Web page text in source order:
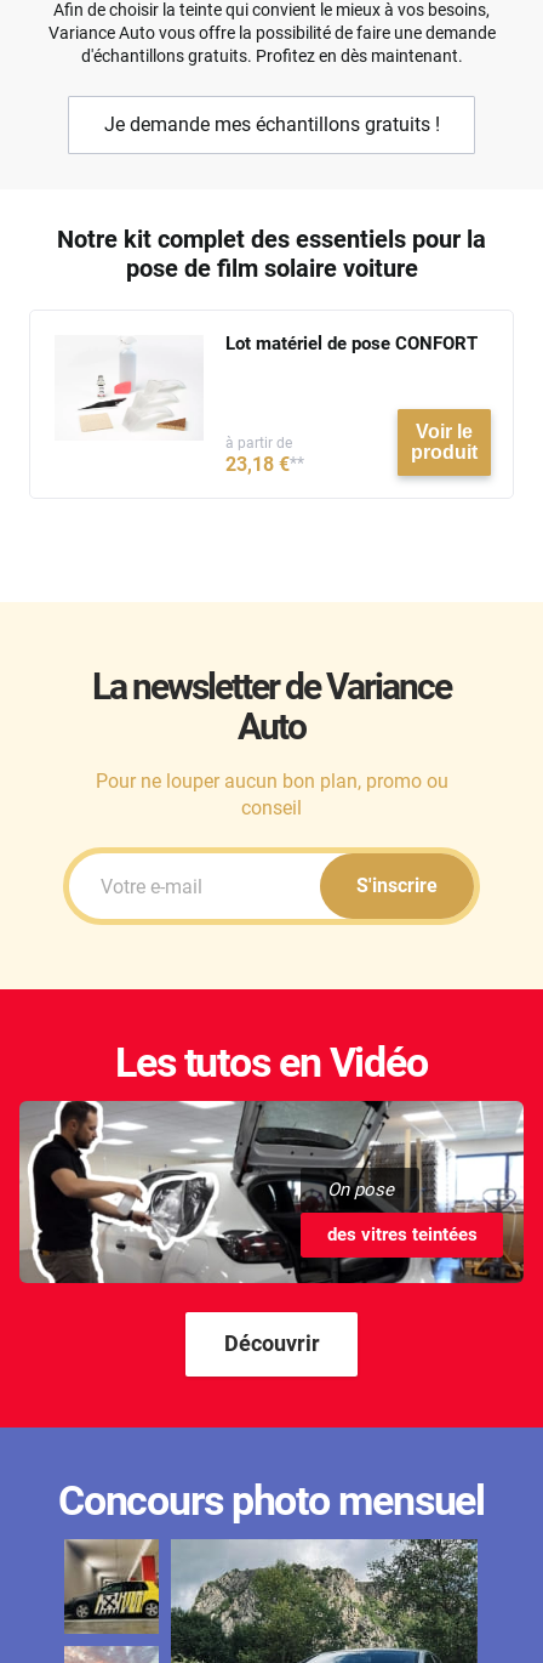
Afin de choisir la teinte qui convient le mieux à vos besoins,
Variance Auto vous offre la possibilité de faire une demande
d'échantillons gratuits. Profitez en dès maintenant.
Je demande mes échantillons gratuits !
Notre kit complet des essentiels pour la
pose de film solaire voiture
Lot matériel de pose CONFORT
à partir de
23,18 €**
Voir le
produit
La newsletter de Variance
Auto
Pour ne louper aucun bon plan, promo ou
conseil
S'inscrire
Les tutos en Vidéo
On pose
des vitres teintées
Découvrir
Concours photo mensuel